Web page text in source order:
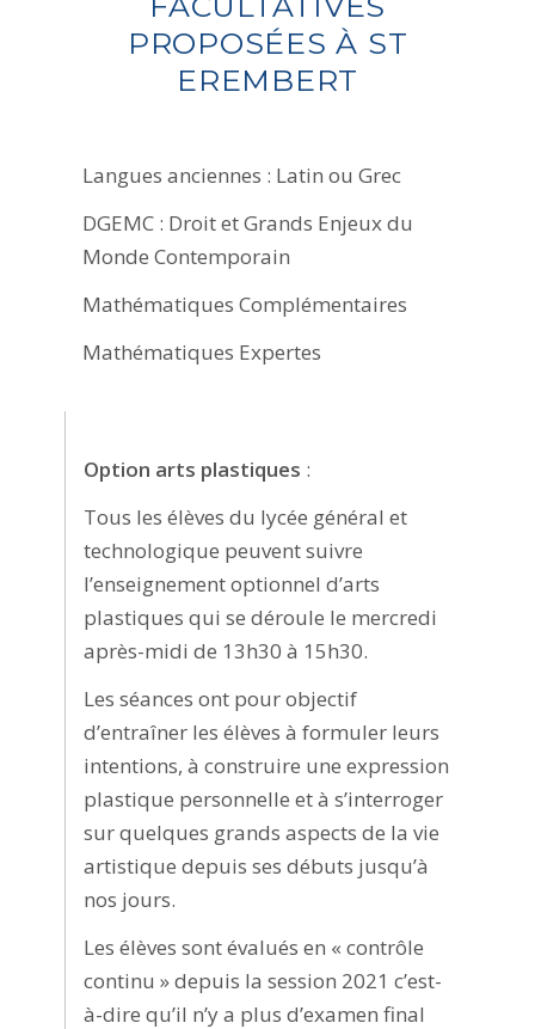
PROPOSÉES À ST
EREMBERT
Langues anciennes : Latin ou Grec
DGEMC : Droit et Grands Enjeux du
Monde Contemporain
Mathématiques Complémentaires
Mathématiques Expertes
Option arts plastiques :
Tous les élèves du lycée général et
technologique peuvent suivre
l’enseignement optionnel d’arts
plastiques qui se déroule le mercredi
après-midi de 13h30 à 15h30.
Les séances ont pour objectif
d’entraîner les élèves à formuler leurs
intentions, à construire une expression
plastique personnelle et à s’interroger
sur quelques grands aspects de la vie
artistique depuis ses débuts jusqu’à
nos jours.
Les élèves sont évalués en « contrôle
continu » depuis la session 2021 c’est-
à-dire qu’il n’y a plus d’examen final